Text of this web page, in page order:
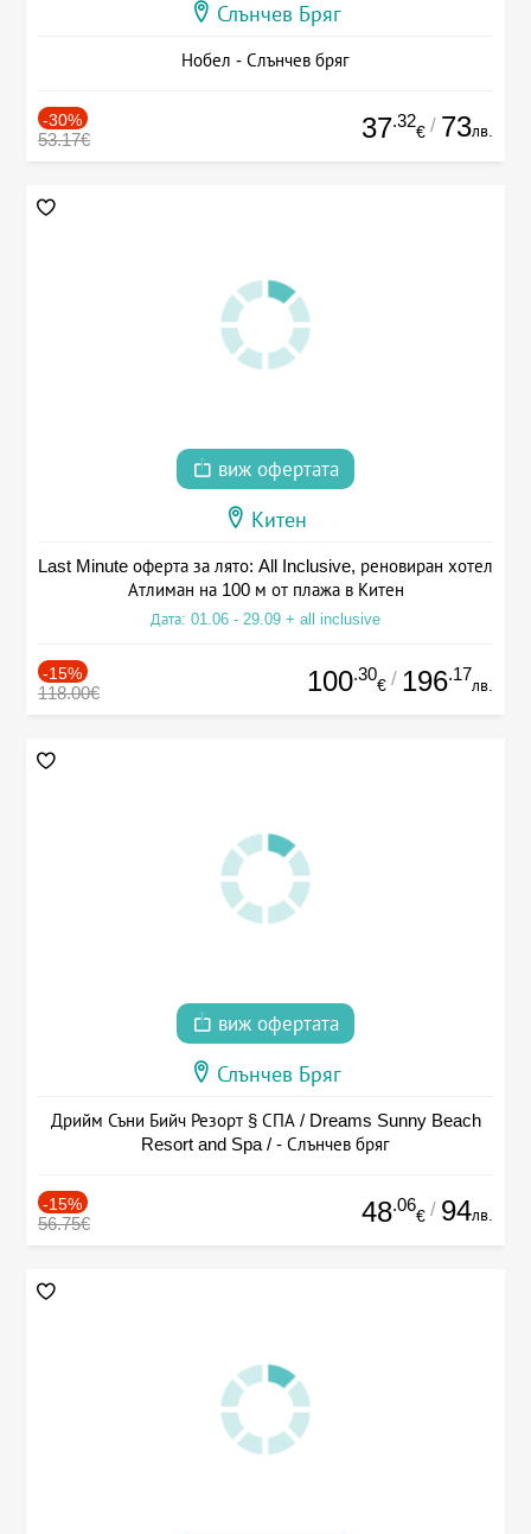
Слънчев Бряг
Нобел - Слънчев бряг
-30%
53.17€ 37.32
€ / 73лв.
виж офертата
Китен
Last Minute оферта за лято: All Inclusive, реновиран хотел
Атлиман на 100 м от плажа в Китен
Дата: 01.06 - 29.09 + all inclusive
-15%
118.00€ 100.30
€ / 196.17
лв.
виж офертата
Слънчев Бряг
Дрийм Съни Бийч Резорт § СПА / Dreams Sunny Beach
Resort and Spa / - Слънчев бряг
-15%
56.75€ 48.06
€ / 94лв.